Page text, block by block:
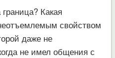
Какая
свойством
даже не
не имел общения с